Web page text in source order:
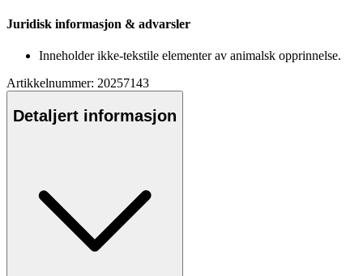
Juridisk informasjon & advarsler
Inneholder ikke-tekstile elementer av animalsk opprinnelse.
Artikkelnummer: 20257143
Detaljert informasjon